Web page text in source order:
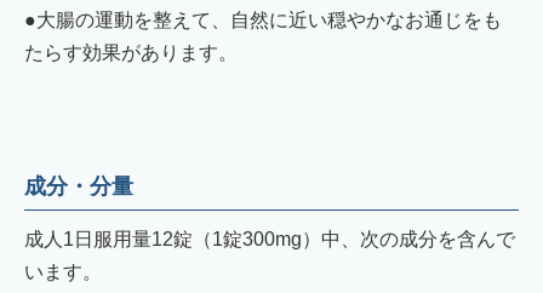
●大腸の運動を整えて、自然に近い穏やかなお通じをも
たらす効果があります。
成分・分量
成人1日服用量12錠（1錠300mg）中、次の成分を含んで
います。